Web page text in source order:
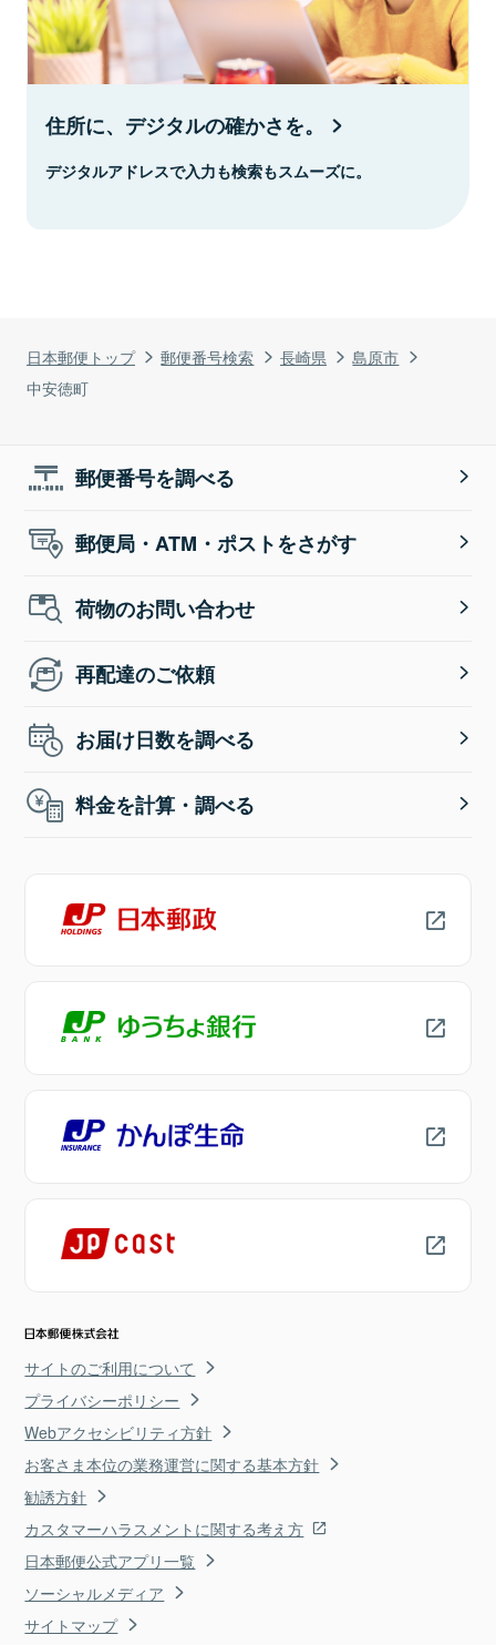
日本郵便トップ 郵便番号検索 長崎県
島原市
中安徳町
住所に、デジタルの確かさを。
デジタルアドレスで入力も検索もスムーズに。
郵便番号を調べる
郵便局・ATM・ポストをさがす
荷物のお問い合わせ
再配達のご依頼
お届け日数を調べる
料金を計算・調べる
サイトのご利用について
プライバシーポリシー
Webアクセシビリティ方針
お客さま本位の業務運営に関する基本方針
勧誘方針
カスタマーハラスメントに関する考え方
日本郵便公式アプリ一覧
ソーシャルメディア
サイトマップ